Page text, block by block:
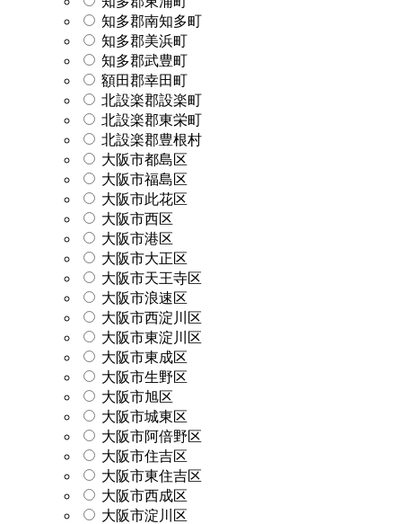
知多郡南知多町
知多郡美浜町
知多郡武豊町
額田郡幸田町
北設楽郡設楽町
北設楽郡東栄町
北設楽郡豊根村
大阪市都島区
大阪市福島区
大阪市此花区
大阪市西区
大阪市港区
大阪市大正区
大阪市天王寺区
大阪市浪速区
大阪市西淀川区
大阪市東淀川区
大阪市東成区
大阪市生野区
大阪市旭区
大阪市城東区
大阪市阿倍野区
大阪市住吉区
大阪市東住吉区
大阪市西成区
大阪市淀川区